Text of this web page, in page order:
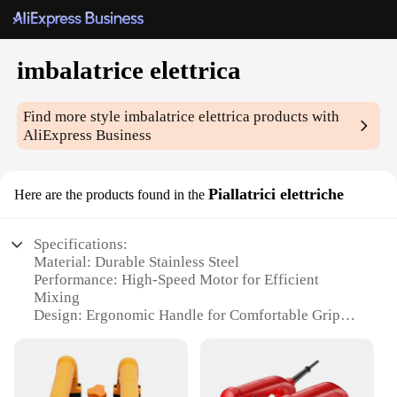
imbalatrice elettrica
Find more styleimbalatrice elettrica products with
AliExpress Business
Here are the products found in the Piallatrici elettriche
Specifications:
Material: Durable Stainless Steel
Performance: High-Speed Motor for Efficient
Mixing
Design: Ergonomic Handle for Comfortable Grip
Capacity: Suitable for Large Batches